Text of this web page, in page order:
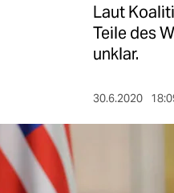
Laut
Teile des
unklar.
30.6.2020